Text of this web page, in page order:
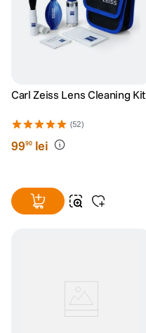
8 sony fx
dji mic mini
Carl Zeiss Lens Cleaning Kit
(52)
9990 lei